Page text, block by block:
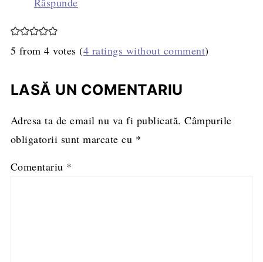
5 from 4 votes (4 ratings without comment)
LASĂ UN COMENTARIU
Adresa ta de email nu va fi publicată. Câmpurile
obligatorii sunt marcate cu *
Comentariu *